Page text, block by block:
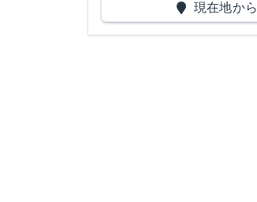
現在地から